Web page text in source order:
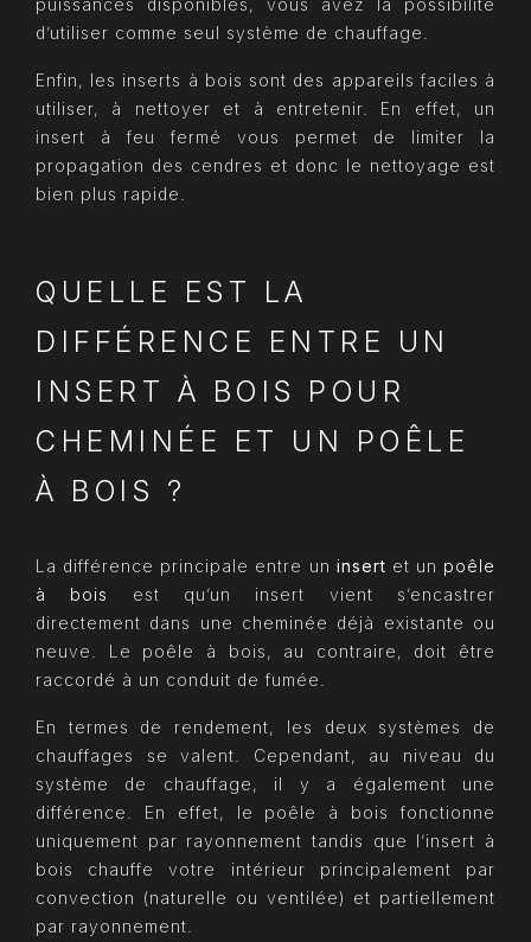
puissances disponibles, vous avez la possibilité
d’utiliser comme seul système de chauffage.
Enfin, les inserts à bois sont des appareils faciles à
utiliser, à nettoyer et à entretenir. En effet, un
insert à feu fermé vous permet de limiter la
propagation des cendres et donc le nettoyage est
bien plus rapide.
QUELLE EST LA
DIFFÉRENCE ENTRE UN
INSERT À BOIS POUR
CHEMINÉE ET UN POÊLE
À BOIS ?
La différence principale entre un insert et un poêle
à bois
est qu’un insert vient s’encastrer
directement dans une cheminée déjà existante ou
neuve. Le poêle à bois, au contraire, doit être
raccordé à un conduit de fumée.
En termes de rendement, les deux systèmes de
chauffages se valent. Cependant, au niveau du
système de chauffage, il y a également une
différence. En effet, le poêle à bois fonctionne
uniquement par rayonnement tandis que l’insert à
bois chauffe votre intérieur principalement par
convection (naturelle ou ventilée) et partiellement
par rayonnement.